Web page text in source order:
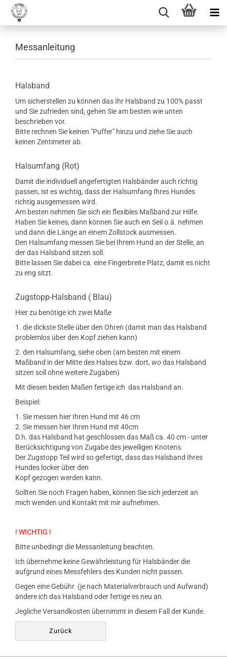
Messanleitung
Halsband
Um sicherstellen zu können das Ihr Halsband zu 100% passt
und Sie zufrieden sind, gehen Sie am besten wie unten
beschrieben vor.
Bitte rechnen Sie keinen "Puffer" hinzu und ziehe Sie auch
keinen Zentimeter ab.
Halsumfang (Rot)
Damit die individuell angefertigten Halsbänder auch richtig
passen, ist es wichtig, dass der Halsumfang Ihres Hundes
richtig ausgemessen wird.
Am besten nehmen Sie sich ein flexibles Maßband zur Hilfe.
Haben Sie keines, dann können Sie auch ein Seil o.ä. nehmen
und dann die Länge an einem Zollstock ausmessen.
Den Halsumfang messen Sie bei Ihrem Hund an der Stelle, an
der das Halsband sitzen soll.
Bitte lassen Sie dabei ca. eine Fingerbreite Platz, damit es nicht
zu eng sitzt.
Zugstopp-Halsband ( Blau)
Hier zu benötige ich zwei Maße
1. die dickste Stelle über den Ohren (damit man das Halsband
problemlos über den Kopf ziehen kann)
2. den Halsumfang, siehe oben (am besten mit einem
Maßband in der Mitte des Halses bzw. dort, wo das Halsband
sitzen soll ohne weitere Zugaben)
Mit diesen beiden Maßen fertige ich das Halsband an.
Beispiel:
1. Sie messen hier Ihren Hund mit 46 cm
2. Sie messen hier Ihren Hund mit 40cm
D.h. das Halsband hat geschlossen das Maß ca. 40 cm - unter
Berücksichtigung von Zugabe des jeweiligen Knotens.
Der Zugstopp Teil wird so gefertigt, dass das Halsband Ihres
Hundes locker über den
Kopf gezogen werden kann.
Sollten Sie noch Fragen haben, können Sie sich jederzeit an
mich wenden und Kontakt mit mir aufnehmen.
! WICHTIG !
Bitte unbedingt die Messanleitung beachten.
Ich übernehme keine Gewährleistung für Halsbänder die
aufgrund eines Messfehlers des Kunden nicht passen.
Gegen eine Gebühr (je nach Materialverbrauch und Aufwand)
ändere ich das Halsband oder fertige es neu an.
Jegliche Versandkosten übernimmt in diesem Fall der Kunde.
Zurück